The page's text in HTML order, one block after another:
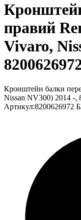
правий
Vivaro,
Кронштейн балки
Nissan NV300) 2014 -,
Артикул:8200626972